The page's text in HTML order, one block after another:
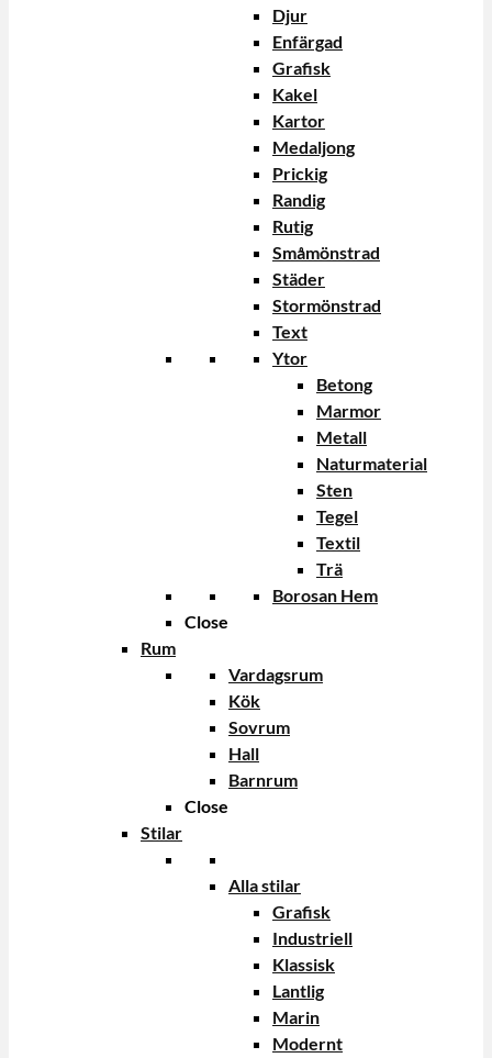
Djur
Enfärgad
Grafisk
Kakel
Kartor
Medaljong
Prickig
Randig
Rutig
Småmönstrad
Städer
Stormönstrad
Text
Ytor
Betong
Marmor
Metall
Naturmaterial
Sten
Tegel
Textil
Trä
Borosan Hem
Close
Rum
Vardagsrum
Kök
Sovrum
Hall
Barnrum
Close
Stilar
Alla stilar
Grafisk
Industriell
Klassisk
Lantlig
Marin
Modernt